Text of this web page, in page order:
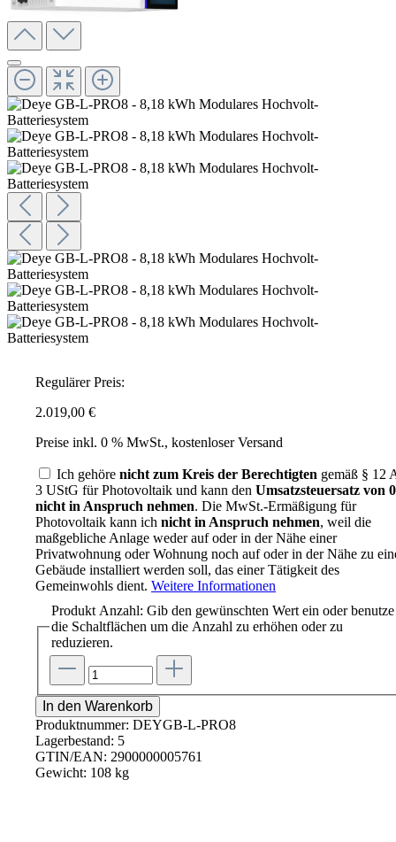
Regulärer Preis:
2.019,00 €
Preise inkl. 0 % MwSt., kostenloser Versand
Ich gehöre nicht zum Kreis der Berechtigten gemäß § 12
3 UStG für Photovoltaik und kann den Umsatzsteuersatz von
nicht in Anspruch nehmen. Die MwSt.-Ermäßigung für
Photovoltaik kann ich nicht in Anspruch nehmen, weil die
maßgebliche Anlage weder auf oder in der Nähe einer
Privatwohnung oder Wohnung noch auf oder in der Nähe zu
Gebäude installiert werden soll, das einer Tätigkeit des
Gemeinwohls dient. Weitere Informationen
Produkt Anzahl: Gib den gewünschten Wert ein oder benutze
die Schaltflächen um die Anzahl zu erhöhen oder zu
reduzieren.
In den Warenkorb
Produktnummer: DEYGB-L-PRO8
Lagerbestand: 5
GTIN/EAN: 2900000005761
Gewicht: 108 kg